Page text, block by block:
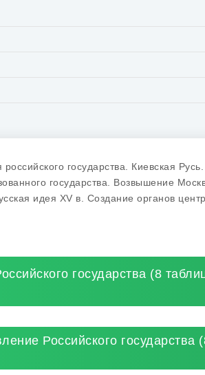
государства. Киевская Русь.
государства. Возвышение
идея XV в. Создание органов
государства (8
Российского государства